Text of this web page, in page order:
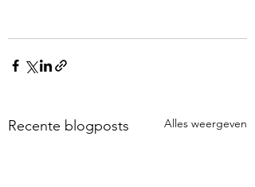
Recente blogposts Alles weergeven